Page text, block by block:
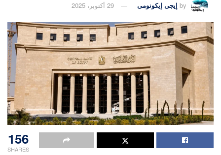
by إيجى إيكونومى 29 أكتوبر، 2025
156
SHARES